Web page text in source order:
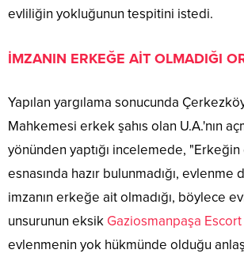
evliliğin yokluğunun tespitini istedi.
İMZANIN ERKEĞE AİT OLMADIĞI
Yapılan yargılama sonucunda
Mahkemesi erkek şahıs olan U.A.'nın
yönünden yaptığı incelemede,
esnasında hazır bulunmadığı,
imzanın erkeğe ait olmadığı, böylece
unsurunun eksik Gaziosmanpaşa Escort
evlenmenin yok hükmünde olduğu